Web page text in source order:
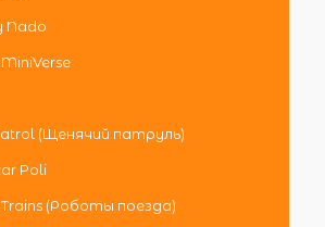
Nado
(Щенячий патруль)
Poli
(Роботы поезда)